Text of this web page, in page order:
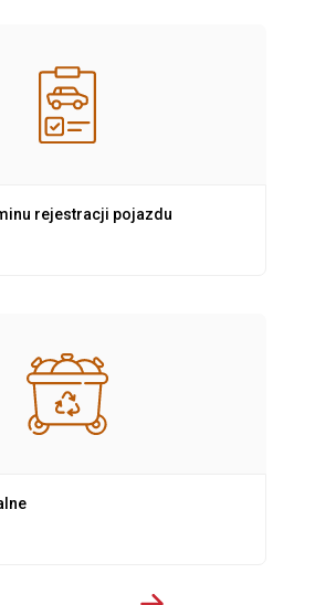
rejestracji pojazdu